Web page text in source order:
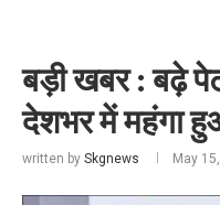
बड़ी खबर : बढ़े
देशभर में महंगा
written by Skgnews May